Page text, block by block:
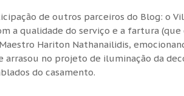
de outros parceiros do Blog: o
a qualidade do serviço e a fartura
Hariton Nathanailidis,
arrasou no projeto de iluminação da
do casamento.